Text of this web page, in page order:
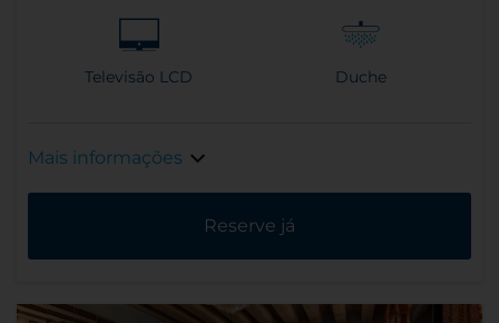
Televisão LCD Duche
Mais informações
Reserve já